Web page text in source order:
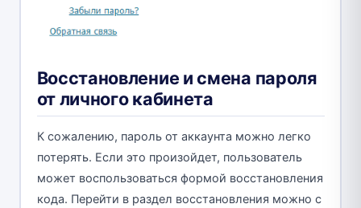
Восстановление и смена пароля
от личного кабинета
К сожалению, пароль от аккаунта можно легко
потерять. Если это произойдет, пользователь
может воспользоваться формой восстановления
кода. Перейти в раздел восстановления можно с